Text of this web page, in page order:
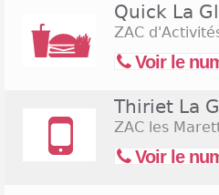
Quick La
ZAC
Voir le
Thiriet La
ZAC les
Voir le